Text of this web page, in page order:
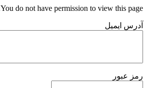
پرش
محتوا
You do not have permission to view this page.
آدرس ایمیل
رمز عبور